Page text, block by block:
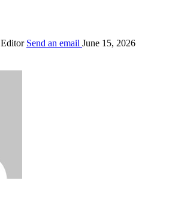
Editor Send an email June 15, 2026